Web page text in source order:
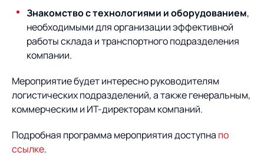
Знакомство с технологиями и оборудованием,
необходимыми для организации эффективной
работы склада и транспортного подразделения
компании.
Мероприятие будет интересно руководителям
логистических подразделений, а также генеральным,
коммерческим и ИТ-директорам компаний.
Подробная программа мероприятия доступна по
ссылке.